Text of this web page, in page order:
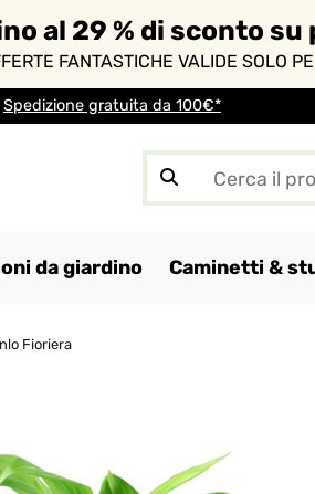
al 29 % di sconto
FANTASTICHE VALIDE SOLO
Spedizione gratuita da 100€*
da giardino Caminetti &
Fioriera